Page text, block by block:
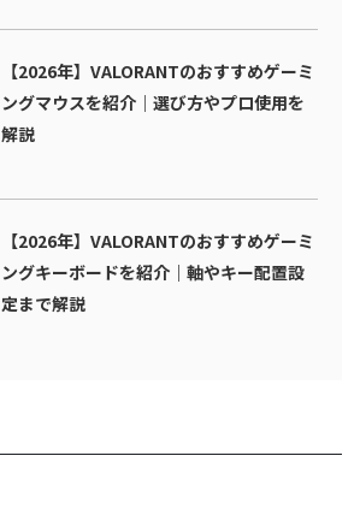
【2026年】VALORANTのおすすめゲーミ
ングマウスを紹介｜選び方やプロ使用を
解説
【2026年】VALORANTのおすすめゲーミ
ングキーボードを紹介｜軸やキー配置設
定まで解説